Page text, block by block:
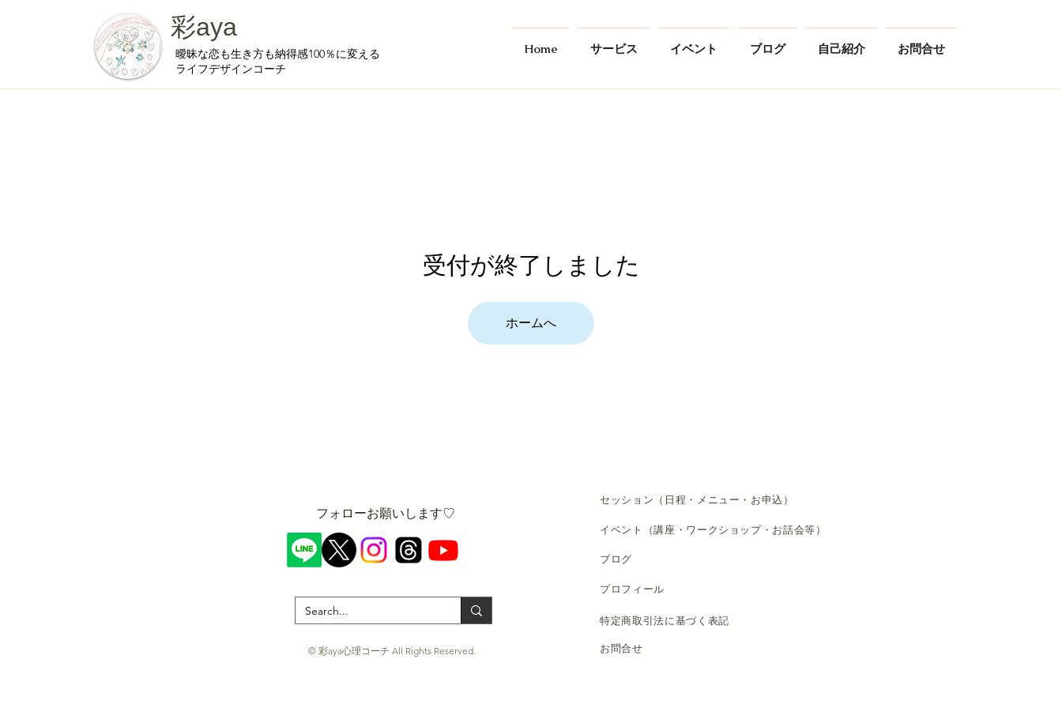
彩aya
曖昧な恋も生き方も納得感100％に変える
ライフデザインコーチ
Home サービス イベント ブログ 自己紹介 お問合せ
受付が終了しました
ホームへ
​フォローお願いします♡
セッション（日程・メニュー・お申込）
​イベント（講座・ワークショップ・お話会等）
​ブログ
​プロフィール
© 彩aya心理コーチ All Rights Reserved.
​特定商取引法に基づく表記
お問合せ